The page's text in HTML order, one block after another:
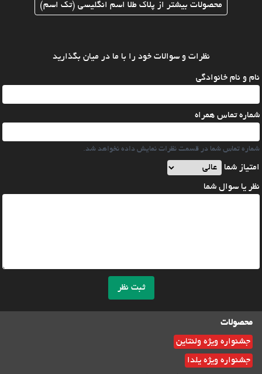
محصولات بیشتر از پلاک طلا اسم انگلیسی (تک اسم)
نظرات و سوالات خود را با ما در میان بگذارید
نام و نام خانوادگی
شماره تماس همراه
شماره تماس شما در قسمت نظرات نمایش داده نخواهد شد.
امتیاز شما
نظر یا سوال شما
ثبت نظر
محصولات
جشنواره ویژه ولنتاین
جشنواره ویژه یلدا